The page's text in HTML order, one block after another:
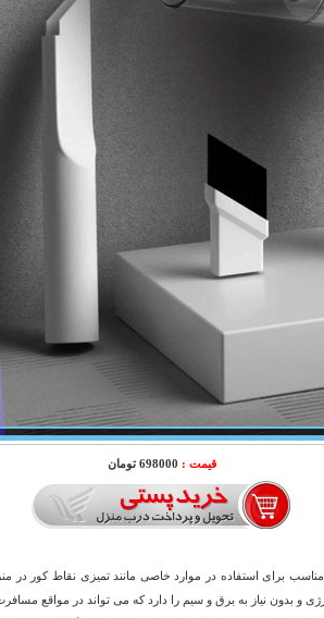
قیمت : 698000 تومان
مناسب برای استفاده در موارد خاصی مانند تمیزی نقاط کور در
و بدون نیاز به برق و سیم را دارد که می تواند در مواقع